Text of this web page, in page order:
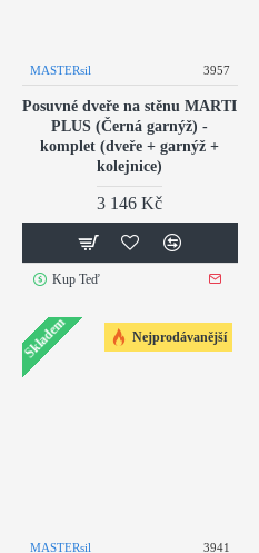
MASTERsil 3957
Posuvné dveře na stěnu MARTI
PLUS (Černá garnýž) -
komplet (dveře + garnýž +
kolejnice)
3 146 Kč
Kup Teď
Nejprodávanější
Skladem
MASTERsil 3941